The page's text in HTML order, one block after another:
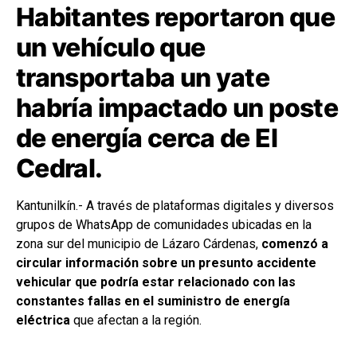
Habitantes reportaron que
un vehículo que
transportaba un yate
habría impactado un poste
de energía cerca de El
Cedral.
Kantunilkín.- A través de plataformas digitales y diversos
grupos de WhatsApp de comunidades ubicadas en la
zona sur del municipio de Lázaro Cárdenas, comenzó a
circular información sobre un presunto accidente
vehicular que podría estar relacionado con las
constantes fallas en el suministro de energía
eléctrica que afectan a la región.